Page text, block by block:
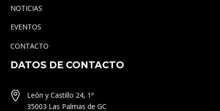
NOTICIAS
EVENTOS
CONTACTO
DATOS DE CONTACTO


León y Castillo 24, 1ª
35003 Las Palmas de GC